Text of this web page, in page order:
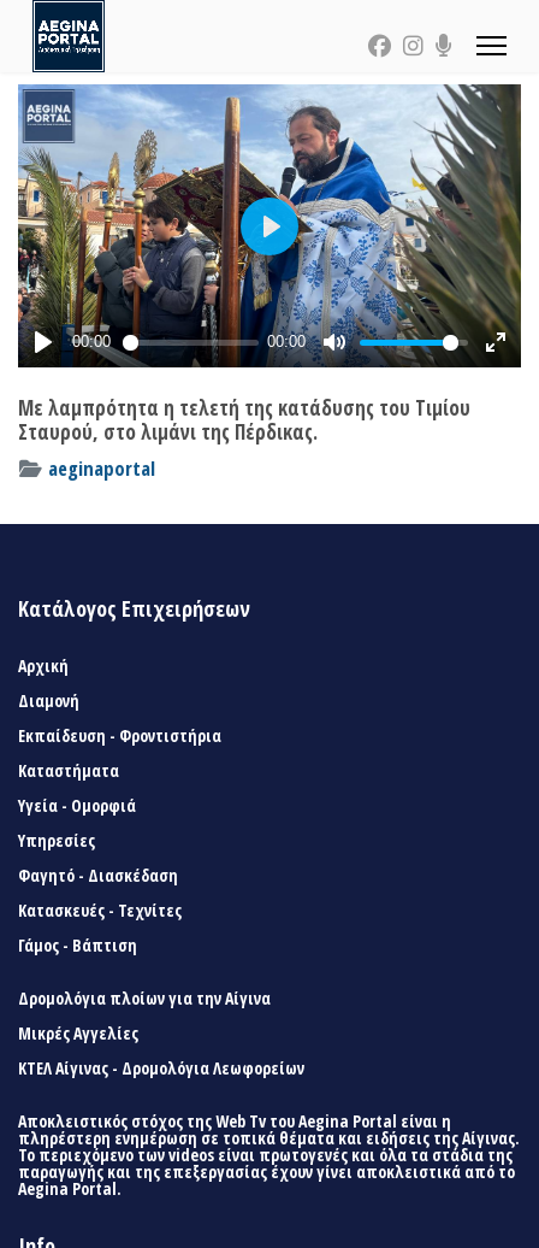
Με λαμπρότητα η τελετή της κατάδυσης του Τιμίου
Σταυρού, στο λιμάνι της Πέρδικας.
aeginaportal
Κατάλογος Επιχειρήσεων
Αρχική
Διαμονή
Εκπαίδευση - Φροντιστήρια
Καταστήματα
Υγεία - Ομορφιά
Υπηρεσίες
Φαγητό - Διασκέδαση
Κατασκευές - Τεχνίτες
Γάμος - Βάπτιση
Δρομολόγια πλοίων για την Αίγινα
Μικρές Αγγελίες
ΚΤΕΛ Αίγινας - Δρομολόγια Λεωφορείων
Αποκλειστικός στόχος της Web Tv του Aegina Portal είναι η
πληρέστερη ενημέρωση σε τοπικά θέματα και ειδήσεις της Αίγινας.
Το περιεχόμενο των videos είναι πρωτογενές και όλα τα στάδια της
παραγωγής και της επεξεργασίας έχουν γίνει αποκλειστικά από το
Aegina Portal.